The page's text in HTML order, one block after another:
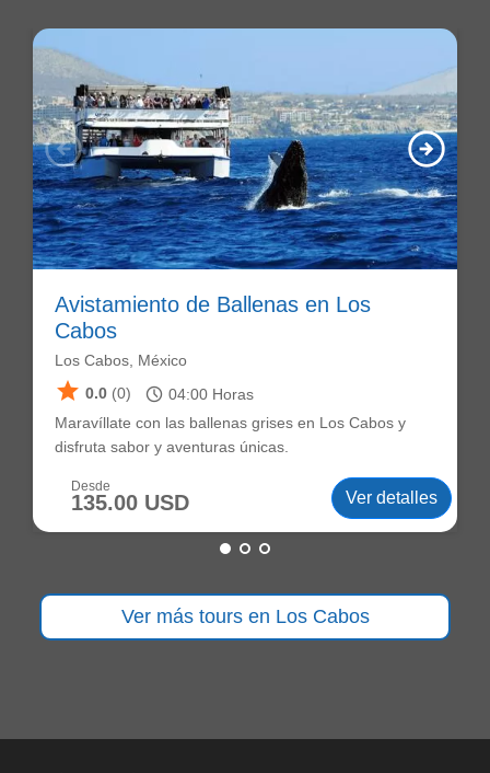
arrow_circle_left arrow_circle_right
Avistamiento de Ballenas en Los
Cabos
Los Cabos, México
star 0.0 (0) schedule 04:00 Horas
Maravíllate con las ballenas grises en Los Cabos y
disfruta sabor y aventuras únicas.
Desde
135.00 USD Ver detalles
Ver más tours en Los Cabos